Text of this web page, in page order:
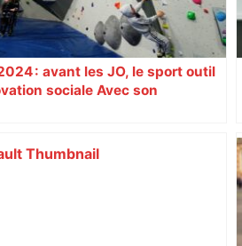
: avant les JO, le sport outil
sociale Avec son
depuis deux ans des
de projets à vocation sociale.